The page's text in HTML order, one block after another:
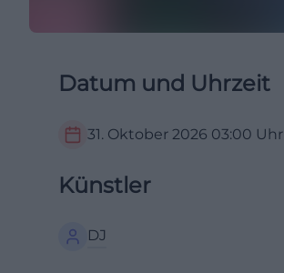
Datum und Uhrzeit
31. Oktober 2026 03:00 Uhr
Künstler
DJ